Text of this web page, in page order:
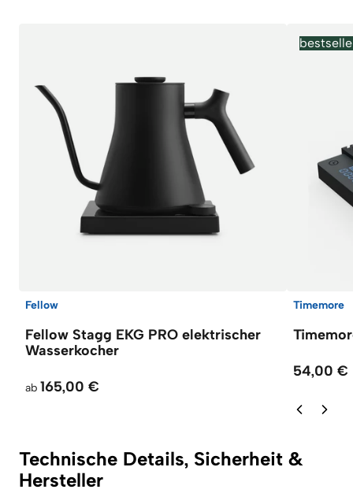
Fellow
Fellow Stagg EKG PRO elektrischer
Wasserkocher
ab 165,00 €
Timemore
54,00 €
Technische Details, Sicherheit &
Hersteller